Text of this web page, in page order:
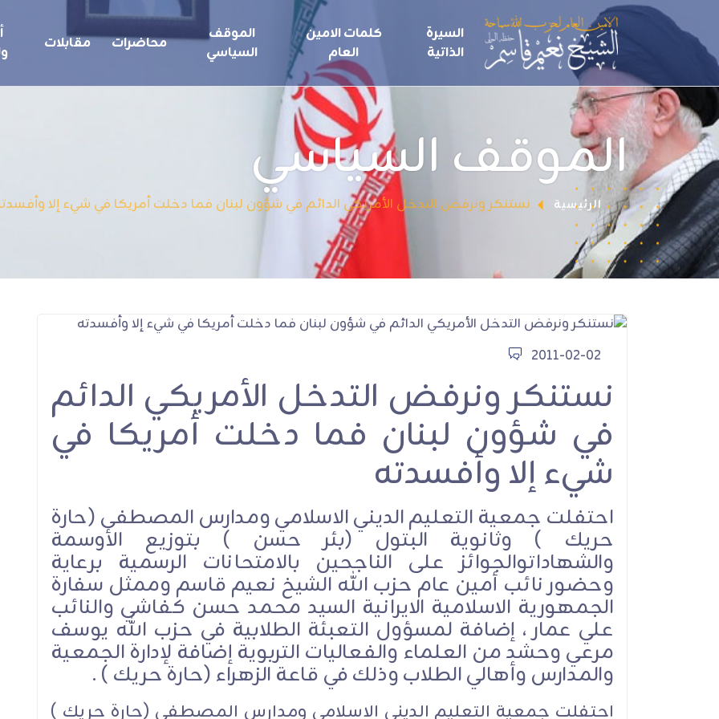
السيرة
الذاتية
كلمات الامين
العام
الموقف
السياسي
محاضرات مقابلات
الموقف السياسي
الرئيسية نستنكر ونرفض التدخل الأمريكي الدائم في شؤون لبنان فما دخلت أمريكا في شيء إلا
2011-02-02
نستنكر ونرفض التدخل الأمريكي الدائم
في شؤون لبنان فما دخلت أمريكا في
شيء إلا وأفسدته
احتفلت جمعية التعليم الديني الاسلامي ومدارس المصطفى (حارة
حريك ) وثانوية البتول (بئر حسن ) بتوزيع الأوسمة
والشهاداتوالجوائز على الناجحين بالامتحانات الرسمية برعاية
وحضور نائب أمين عام حزب الله الشيخ نعيم قاسم وممثل سفارة
الجمهورية الاسلامية الايرانية السيد محمد حسن كفاشي والنائب
علي عمار ، إضافة لمسؤول التعبئة الطلابية في حزب الله يوسف
مرعي وحشد من العلماء والفعاليات التربوية إضافة لإدارة الجمعية
والمدارس وأهالي الطلاب وذلك في قاعة الزهراء (حارة حريك ) .
احتفلت جمعية التعليم الديني الاسلامي ومدارس المصطفى (حارة حريك )
الأمين العام لحزب الله
يعاهد الإمام الشهيد: لن
نترك ميدان الشرف
والمقـاومة ومواجهة
الطاغوت الأمريكي والإجرام
الموقف السياسي
الشيخ قاسم في اقتتاح
معرض سوق "أرضي": مسار
السيادة يحفظ لبنان
الموقف السياسي
الشيخ قاسم: ربط
الإسرائيلي بنزع
المقاومة من كل
طرحٌ خطير جدًا
الموقف السياسي